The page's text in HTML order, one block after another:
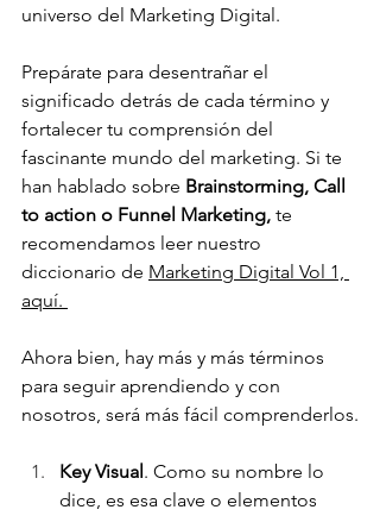
universo del Marketing Digital.
Prepárate para desentrañar el
significado detrás de cada término y
fortalecer tu comprensión del
fascinante mundo del marketing. Si te
han hablado sobre Brainstorming, Call
to action o Funnel Marketing, te
recomendamos leer nuestro
diccionario de Marketing Digital Vol 1,
aquí.
Ahora bien, hay más y más términos
para seguir aprendiendo y con
nosotros, será más fácil comprenderlos.
Key Visual . Como su nombre lo
dice, es esa clave o elementos